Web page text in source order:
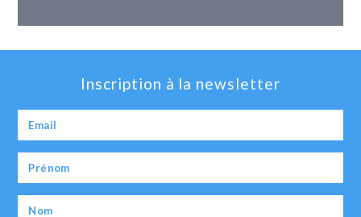
Inscription à la newsletter